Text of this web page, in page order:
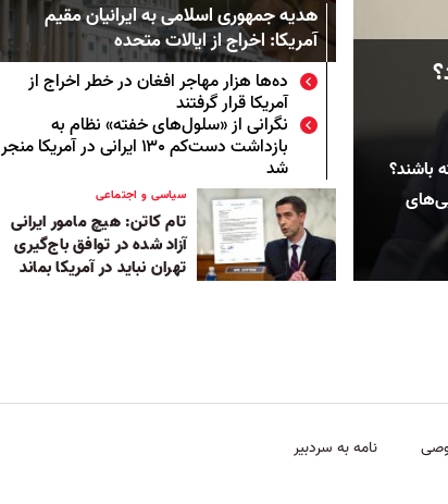
باشند؟
هدیه جمهوری اسلامی به ایرانیان مقیم
آمریکا: اخراج از ایالات متحده
ده‌ها هزار مهاجر افغان در خطر اخراج از
آمریکا قرار گرفتند
نگرانی از «سلول‌های خفته» ‌نظام به
بازداشت دست‌کم ۱۳۰ ایرانی در آمریکا منجر
شد
سیاسی و اجتماعی
تام کاتن: هیچ مامور ایرانی
آزاد شده در توافق باج‌گیری
تهران نباید در آمریکا بماند
نامه به سردبیر